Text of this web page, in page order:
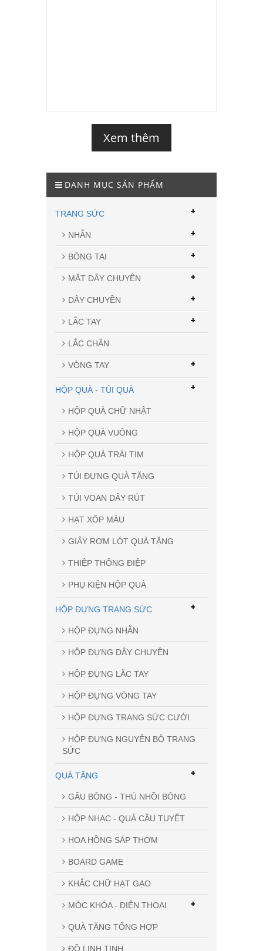
Xem thêm
DANH MỤC SẢN PHẨM
TRANG SỨC
NHẪN +
BÔNG TAI +
MẶT DÂY CHUYỀN +
DÂY CHUYỀN +
LẮC TAY +
LẮC CHÂN
VÒNG TAY +
+
HỘP QUÀ - TÚI QUÀ
HỘP QUÀ CHỮ NHẬT
HỘP QUÀ VUÔNG
HỘP QUÀ TRÁI TIM
TÚI ĐỰNG QUÀ TẶNG
TÚI VOAN DÂY RÚT
HẠT XỐP MÀU
GIẤY RƠM LÓT QUÀ TẶNG
THIỆP THÔNG ĐIỆP
PHỤ KIỆN HỘP QUÀ
+
HỘP ĐỰNG TRANG SỨC
HỘP ĐỰNG NHẪN
HỘP ĐỰNG DÂY CHUYỀN
HỘP ĐỰNG LẮC TAY
HỘP ĐỰNG VÒNG TAY
HỘP ĐỰNG TRANG SỨC CƯỚI
HỘP ĐỰNG NGUYÊN BỘ TRANG
SỨC
+
QUÀ TẶNG
GẤU BÔNG - THÚ NHỒI BÔNG
HỘP NHẠC - QUẢ CẦU TUYẾT
HOA HỒNG SÁP THƠM
BOARD GAME
KHẮC CHỮ HẠT GẠO
MÓC KHÓA - ĐIỆN THOẠI +
QUÀ TẶNG TỔNG HỢP
ĐỒ LINH TINH
+